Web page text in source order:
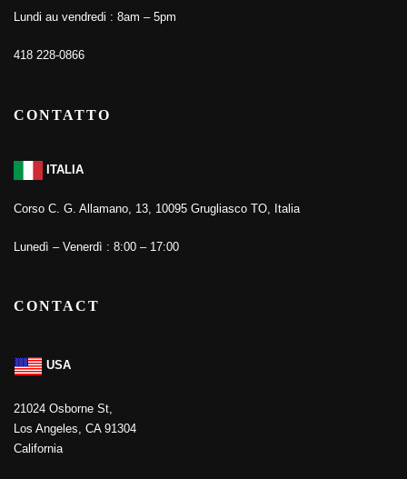
Lundi au vendredi : 8am – 5pm
418 228-0866
CONTATTO
ITALIA
Corso C. G. Allamano, 13, 10095 Grugliasco TO, Italia
Lunedì – Venerdì : 8:00 – 17:00
CONTACT
USA
21024 Osborne St,
Los Angeles, CA 91304
California